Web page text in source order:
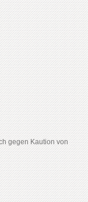
gegen Kaution von